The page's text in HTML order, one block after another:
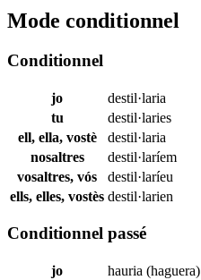
Mode conditionnel
Conditionnel
jo
destil·laria
tu
destil·laries
ell, ella, vostè
destil·laria
nosaltres
destil·laríem
vosaltres, vós
destil·laríeu
ells, elles, vostès destil·larien
Conditionnel passé
jo hauria (haguera)